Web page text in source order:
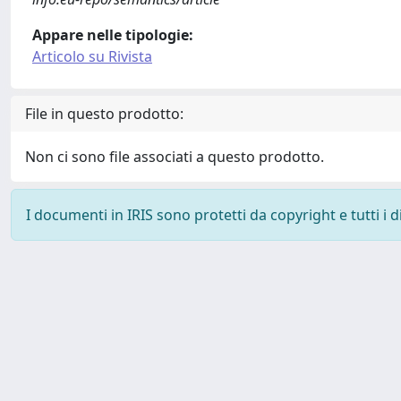
Appare nelle tipologie:
Articolo su Rivista
File in questo prodotto:
Non ci sono file associati a questo prodotto.
I documenti in IRIS sono protetti da copyright e tutti i